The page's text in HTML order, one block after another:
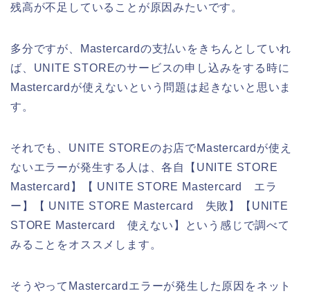
残高が不足していることが原因みたいです。
多分ですが、Mastercardの支払いをきちんとしていれ
ば、UNITE STOREのサービスの申し込みをする時に
Mastercardが使えないという問題は起きないと思いま
す。
それでも、UNITE STOREのお店でMastercardが使え
ないエラーが発生する人は、各自【UNITE STORE
Mastercard】【 UNITE STORE Mastercard エラ
ー】【 UNITE STORE Mastercard 失敗】【UNITE
STORE Mastercard 使えない】という感じで調べて
みることをオススメします。
そうやってMastercardエラーが発生した原因をネット